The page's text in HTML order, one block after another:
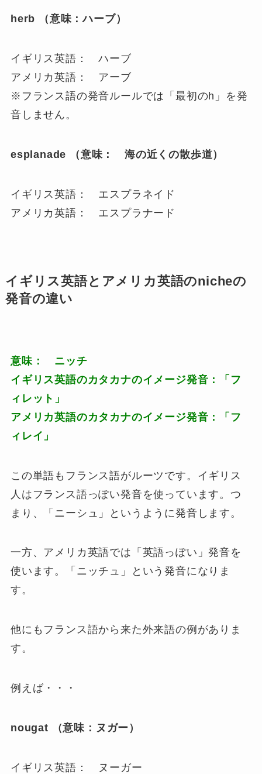
herb （意味：ハーブ）
イギリス英語： ハーブ
アメリカ英語： アーブ
※フランス語の発音ルールでは「最初のh」を発
音しません。
esplanade （意味： 海の近くの散歩道）
イギリス英語： エスプラネイド
アメリカ英語： エスプラナード
イギリス英語とアメリカ英語のnicheの
発音の違い
意味： ニッチ
イギリス英語のカタカナのイメージ発音：「フ
ィレット」
アメリカ英語のカタカナのイメージ発音：「フ
ィレイ」
この単語もフランス語がルーツです。イギリス
人はフランス語っぽい発音を使っています。つ
まり、「ニーシュ」というように発音します。
一方、アメリカ英語では「英語っぽい」発音を
使います。「ニッチュ」という発音になりま
す。
他にもフランス語から来た外来語の例がありま
す。
例えば・・・
nougat （意味：ヌガー）
イギリス英語： ヌーガー